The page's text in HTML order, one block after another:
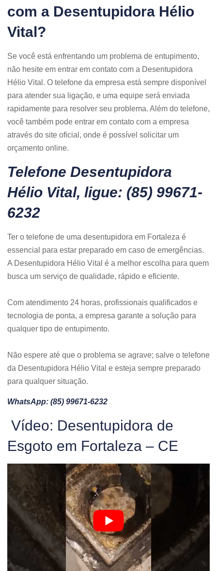
com a Desentupidora Hélio
Vital?
Se você está enfrentando um problema de entupimento,
não hesite em entrar em contato com a Desentupidora
Hélio Vital. O telefone da empresa está sempre disponível
para atender sua ligação, e uma equipe será enviada
rapidamente para resolver seu problema. Além do telefone,
você também pode entrar em contato com a empresa
através do site oficial, onde é possível solicitar um
orçamento online.
Telefone Desentupidora
Hélio Vital, ligue: (85) 99671-
6232
Ter o telefone de uma desentupidora em Fortaleza é
essencial para estar preparado em caso de emergências.
A Desentupidora Hélio Vital é a melhor escolha para quem
busca um serviço de qualidade, rápido e eficiente.
Com atendimento 24 horas, profissionais qualificados e
tecnologia de ponta, a empresa garante a solução para
qualquer tipo de entupimento.
Não espere até que o problema se agrave; salve o telefone
da Desentupidora Hélio Vital e esteja sempre preparado
para qualquer situação.
WhatsApp: (85) 99671-6232
Vídeo: Desentupidora de
Esgoto em Fortaleza – CE